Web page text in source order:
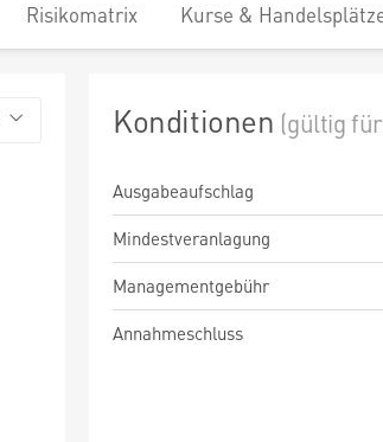
Risikomatrix Kurse &
Konditionen (gültig
Ausgabeaufschlag
Mindestveranlagung
Managementgebühr
Annahmeschluss